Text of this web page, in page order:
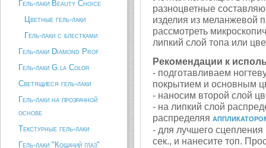
Гель-лаки Beauty Choice
Цветные гель-лаки
Гель-лаки с блестками
Гель-лаки Diamond Prof
Гель-лаки G.la Color
Светящиеся гель-лаки
Гель-лаки на прозрачной
основе
Текстурные гель-лаки
Гель-лаки "Кошачий глаз"
разноцветные
изделия из меланжевой
рассмотреть
липкий слой топа или
Рекомендации к
- подготавливаем
покрытием и основным
- наносим второй слой
- на липкий слой
распределяя
- для лучшего
сек., и нанесите топ.